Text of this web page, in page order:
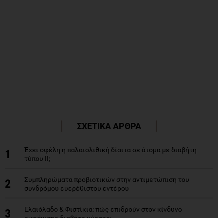
ΣΧΕΤΙΚΑ ΑΡΘΡΑ
1
Έχει οφέλη η παλαιολιθική δίαιτα σε άτομα με διαβήτη
τύπου ΙΙ;
2
Συμπληρώματα προβιοτικών στην αντιμετώπιση του
συνδρόμου ευερέθιστου εντέρου
3
Ελαιόλαδο & Φιστίκια: πώς επιδρούν στον κίνδυνο